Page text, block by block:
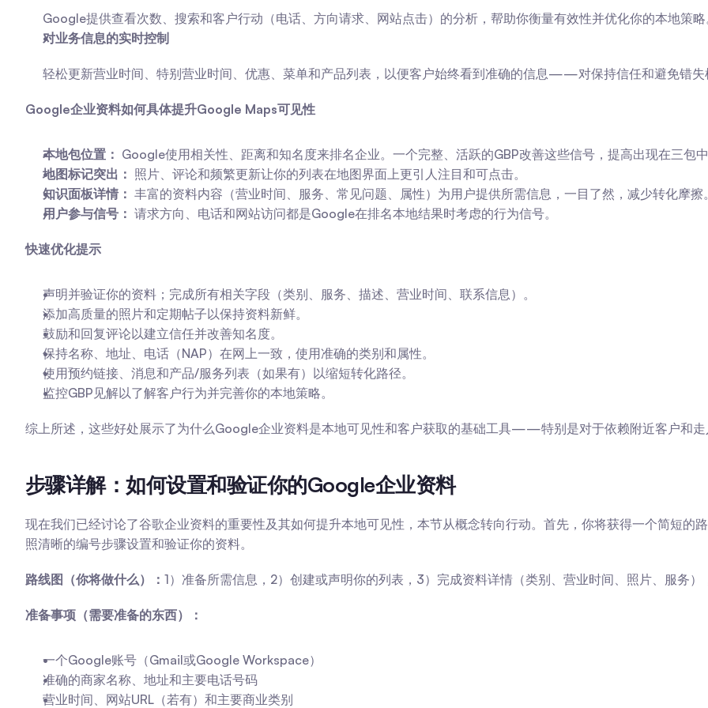
Google提供查看次数、搜索和客户行动（电话、方向请求、网站点击）的分析，帮助你衡量有效性并优化你的本地策略
对业务信息的实时控制
轻松更新营业时间、特别营业时间、优惠、菜单和产品列表，以便客户始终看到准确的信息——对保持信任和避免错失
Google企业资料如何具体提升Google Maps可见性
本地包位置： Google使用相关性、距离和知名度来排名企业。一个完整、活跃的GBP改善这些信号，提高出现在三包中
地图标记突出： 照片、评论和频繁更新让你的列表在地图界面上更引人注目和可点击。
知识面板详情： 丰富的资料内容（营业时间、服务、常见问题、属性）为用户提供所需信息，一目了然，减少转化摩擦。
用户参与信号： 请求方向、电话和网站访问都是Google在排名本地结果时考虑的行为信号。
快速优化提示
声明并验证你的资料；完成所有相关字段（类别、服务、描述、营业时间、联系信息）。
添加高质量的照片和定期帖子以保持资料新鲜。
鼓励和回复评论以建立信任并改善知名度。
保持名称、地址、电话（NAP）在网上一致，使用准确的类别和属性。
使用预约链接、消息和产品/服务列表（如果有）以缩短转化路径。
监控GBP见解以了解客户行为并完善你的本地策略。
综上所述，这些好处展示了为什么Google企业资料是本地可见性和客户获取的基础工具——特别是对于依赖附近客户和走
步骤详解：如何设置和验证你的Google企业资料
现在我们已经讨论了谷歌企业资料的重要性及其如何提升本地可见性，本节从概念转向行动。首先，你将获得一个简短的
照清晰的编号步骤设置和验证你的资料。
路线图（你将做什么）： 1）准备所需信息，2）创建或声明你的列表，3）完成资料详情（类别、营业时间、照片、服务）
准备事项（需要准备的东西）：
一个Google账号（Gmail或Google Workspace）
准确的商家名称、地址和主要电话号码
营业时间、网站URL（若有）和主要商业类别